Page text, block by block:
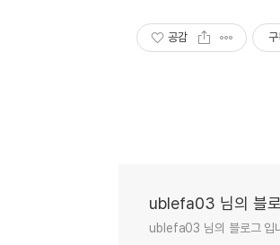
공감
ublefa03 님의 블
ublefa03 님의 블로그 입